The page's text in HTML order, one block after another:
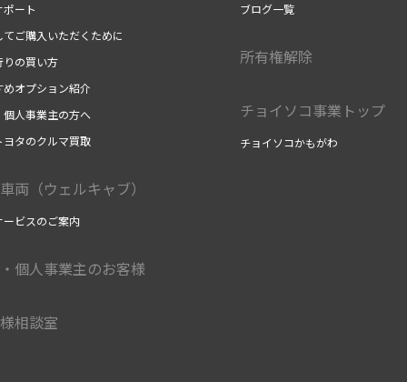
ート
てご購入いただくために
りの買い方
めオプション紹介
個人事業主の方へ
ヨタのクルマ買取
両（ウェルキャブ）
ービスのご案内
個人事業主のお客様
相談室
ブログ一覧
所有権解除
チョイソコ事業トップ
チョイソコかもがわ